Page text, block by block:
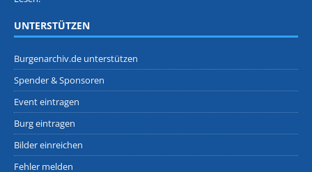
UNTERSTÜTZEN
Burgenarchiv.de unterstützen
Spender & Sponsoren
Event eintragen
Burg eintragen
Bilder einreichen
Fehler melden